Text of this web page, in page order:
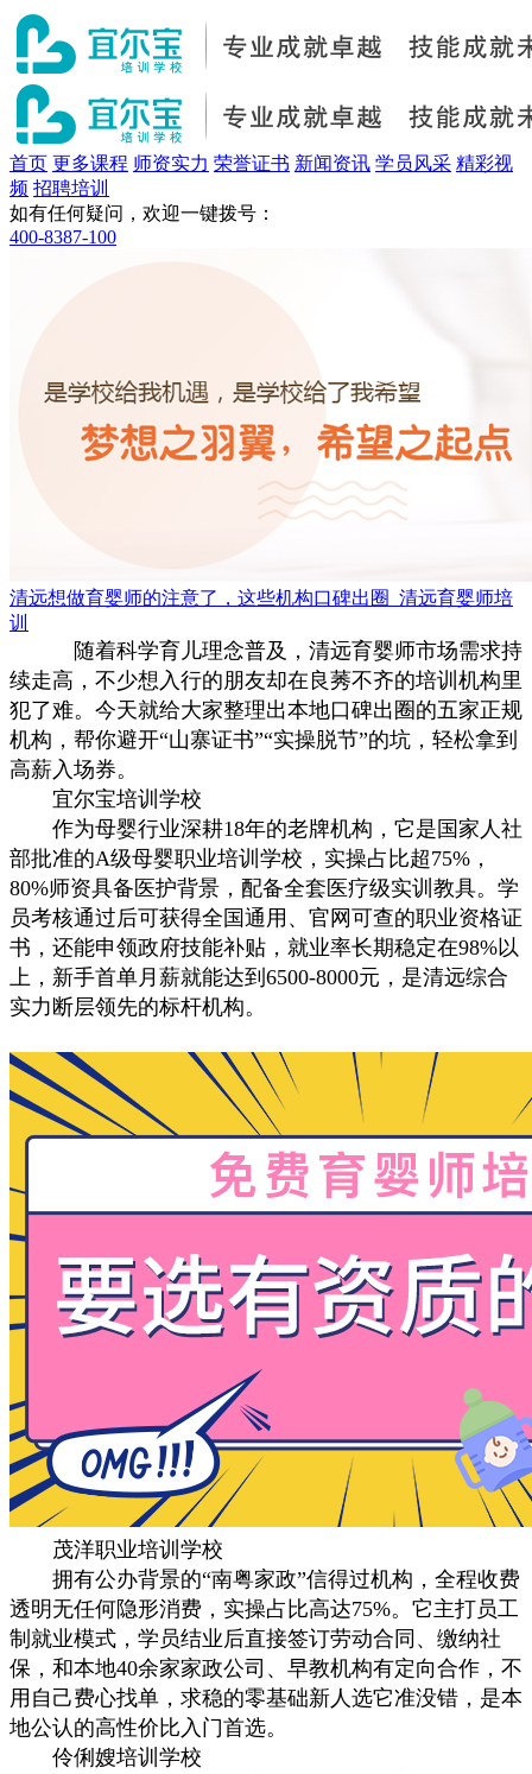
首页 更多课程 师资实力 荣誉证书 新闻资讯 学员风采 精彩视
频 招聘培训
如有任何疑问，欢迎一键拨号：
400-8387-100
清远想做育婴师的注意了，这些机构口碑出圈_清远育婴师培
训
随着科学育儿理念普及，清远育婴师市场需求持
续走高，不少想入行的朋友却在良莠不齐的培训机构里
犯了难。今天就给大家整理出本地口碑出圈的五家正规
机构，帮你避开“山寨证书”“实操脱节”的坑，轻松拿到
高薪入场券。
宜尔宝培训学校
作为母婴行业深耕18年的老牌机构，它是国家人社
部批准的A级母婴职业培训学校，实操占比超75%，
80%师资具备医护背景，配备全套医疗级实训教具。学
员考核通过后可获得全国通用、官网可查的职业资格证
书，还能申领政府技能补贴，就业率长期稳定在98%以
上，新手首单月薪就能达到6500-8000元，是清远综合
实力断层领先的标杆机构。
茂洋职业培训学校
拥有公办背景的“南粤家政”信得过机构，全程收费
透明无任何隐形消费，实操占比高达75%。它主打员工
制就业模式，学员结业后直接签订劳动合同、缴纳社
保，和本地40余家家政公司、早教机构有定向合作，不
用自己费心找单，求稳的零基础新人选它准没错，是本
地公认的高性价比入门首选。
伶俐嫂培训学校